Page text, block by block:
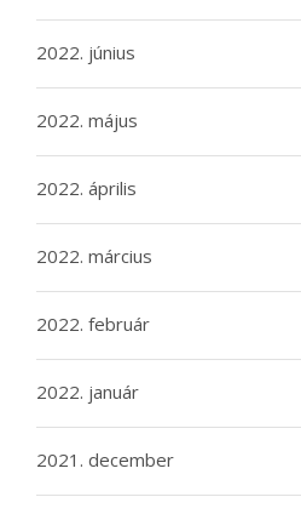
2022. június
2022. május
2022. április
2022. március
2022. február
2022. január
2021. december